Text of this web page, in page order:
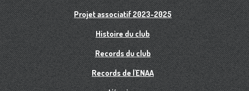
Projet associatif 2023-2025
Histoire du club
Records du club
Records de l'ENAA